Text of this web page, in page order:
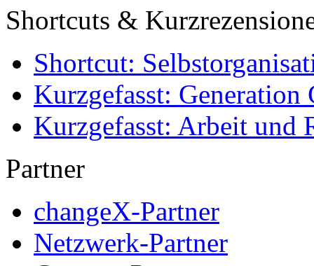
Shortcuts &
Shortcut:
Kurzgefasst: Generation
Kurzgefasst: Arbeit und
Partner
changeX-Partner
Netzwerk-Partner